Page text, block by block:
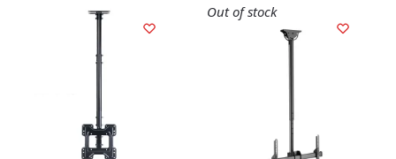
Out of stock